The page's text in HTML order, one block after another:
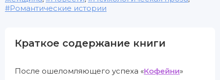
Романтические истории
Краткое содержание книги
После ошеломляющего успеха «Кофейни»